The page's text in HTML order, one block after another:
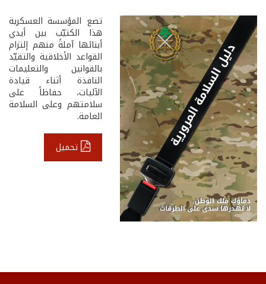
تضع المؤسسة العسكرية
هذا الكتيّب بين أيدي
أبنائها آملةً منهم إلتزام
القواعد الأخلاقية والتقيّد
بالقوانين والتعليمات
النافذة أثناء قيادة
الآليات، حفاظاً على
سلامتهم وعلى السلامة
العامة.
تحميل